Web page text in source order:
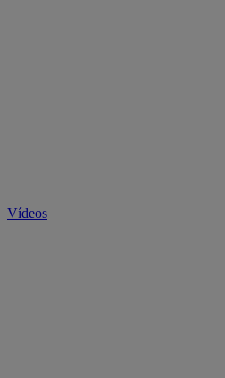
Vídeos